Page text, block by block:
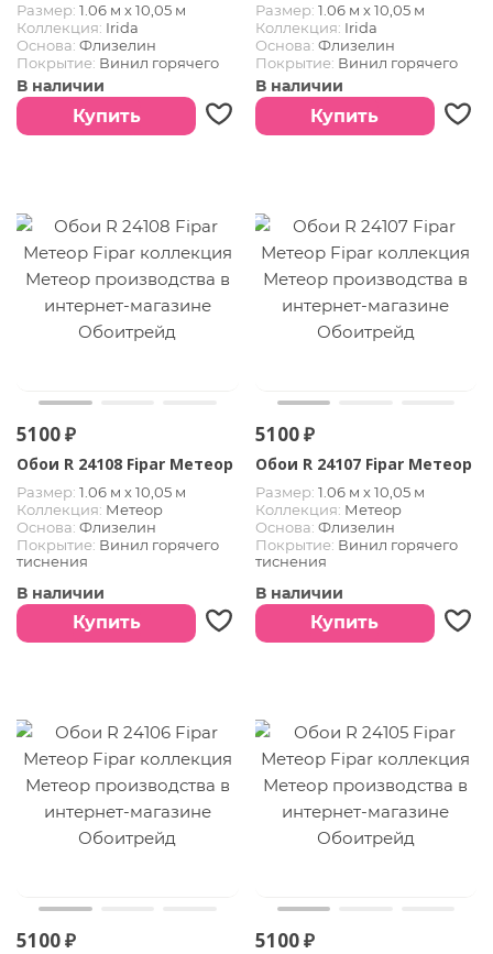
Размер: 1.06 м х 10,05 м
Коллекция: Irida
Основа: Флизелин
Покрытие: Винил горячего
тиснения
В наличии
Купить
Размер: 1.06 м х 10,05 м
Коллекция: Irida
Основа: Флизелин
Покрытие: Винил горячего
тиснения
В наличии
Купить
5100 ₽
Обои R 24108 Fipar Метеор
Размер: 1.06 м х 10,05 м
Коллекция: Метеор
Основа: Флизелин
Покрытие: Винил горячего
тиснения
В наличии
Купить
5100 ₽
Обои R 24107 Fipar Метеор
Размер: 1.06 м х 10,05 м
Коллекция: Метеор
Основа: Флизелин
Покрытие: Винил горячего
тиснения
В наличии
Купить
5100 ₽ 5100 ₽